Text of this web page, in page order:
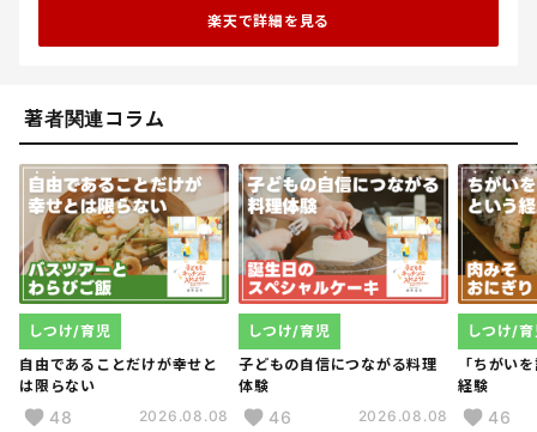
楽天で詳細を見る
著者関連コラム
自由であることだけが幸せと
は限らない
しつけ/育児
48 2026.08.08
子どもの自信につながる料理
体験
しつけ/育児
46 2026.08.08
「ちがい
経験
しつけ/
46